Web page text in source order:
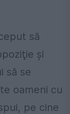
să
şi
să se
oameni cu
pe cine